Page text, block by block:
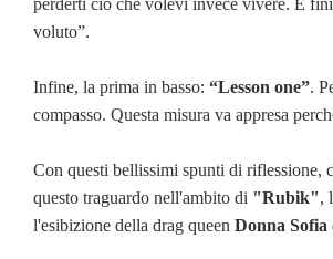
voluto”.
Infine, la prima in basso: “Lesson one”.
compasso. Questa misura va appresa
Con questi bellissimi spunti di
questo traguardo nell'ambito di "Rubik",
l'esibizione della drag queen Donna Sofia